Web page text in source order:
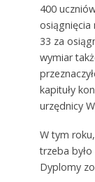
400
osiągnięcia
33 za
wymiar
kapituły
urzędnicy
W tym
trzeba
Dyplomy